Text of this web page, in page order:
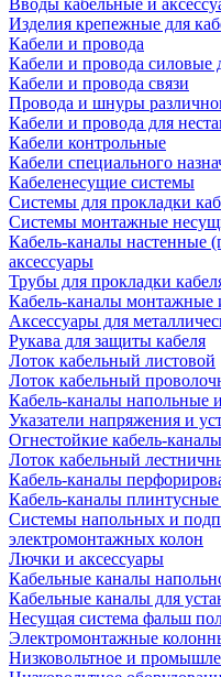
Вводы кабельные и
Изделия крепежные для
Кабели и провода
Кабели и провода силовые
Кабели и провода связи
Провода и шнуры
Кабели и провода для
Кабели контрольные
Кабели специального
Кабеленесущие системы
Системы для прокладки
Системы монтажные
Кабель-каналы настенные
аксессуары
Трубы для прокладки
Кабель-каналы монтажные
Аксессуары для
Рукава для защиты кабеля
Лоток кабельный листовой
Лоток кабельный
Кабель-каналы напольные
Указатели напряжения и
Огнестойкие кабель-каналы
Лоток кабельный
Кабель-каналы
Кабель-каналы плинтусные
Системы напольных и
электромонтажных колон
Лючки и аксессуары
Кабельные каналы
Кабельные каналы для
Несущая система фальш
Электромонтажные
Низковольтное и